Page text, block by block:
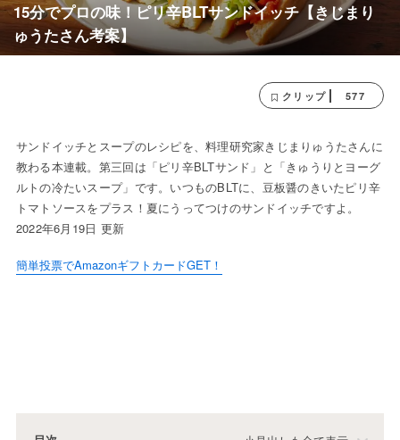
15分でプロの味！ピリ辛BLTサンドイッチ【きじまり
ゅうたさん考案】
クリップ 577
サンドイッチとスープのレシピを、料理研究家きじまりゅうたさんに
教わる本連載。第三回は「ピリ辛BLTサンド」と「きゅうりとヨーグ
ルトの冷たいスープ」です。いつものBLTに、豆板醤のきいたピリ辛
トマトソースをプラス！夏にうってつけのサンドイッチですよ。
2022年6月19日 更新
簡単投票でAmazonギフトカードGET！